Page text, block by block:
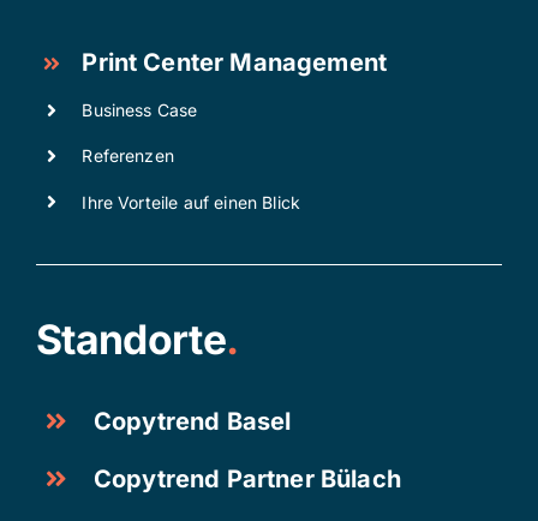
Print Center Management
Business Case
Referenzen
Ihre Vorteile auf einen Blick
Standorte.
Copytrend Basel
Copytrend Partner Bülach